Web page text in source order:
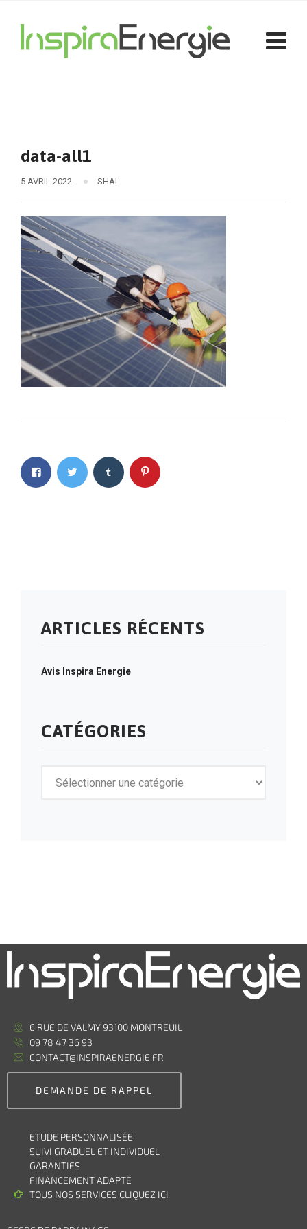
data-all1
5 AVRIL 2022 SHAI
ARTICLES RÉCENTS
Avis Inspira Energie
CATÉGORIES
6 RUE DE VALMY 93100 MONTREUIL
09 78 47 36 93
CONTACT@INSPIRAENERGIE.FR
DEMANDE DE RAPPEL
ETUDE PERSONNALISÉE
SUIVI GRADUEL ET INDIVIDUEL
GARANTIES
FINANCEMENT ADAPTÉ
TOUS NOS SERVICES CLIQUEZ ICI